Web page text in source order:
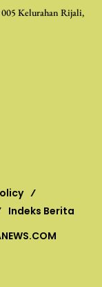
Kelurahan Rijali,
Indeks Berita